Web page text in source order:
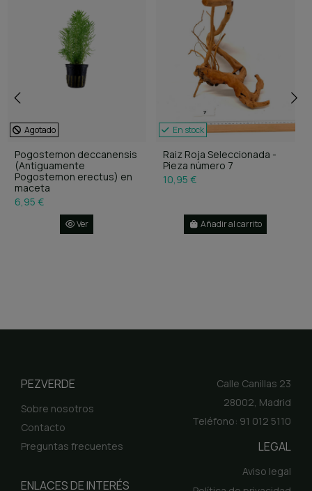
Agotado
Pogostemon deccanensis
(Antiguamente
Pogostemon erectus) en
maceta
6,95 €
Ver
En stock
Raiz Roja Seleccionada -
Pieza número 7
10,95 €
Añadir al carrito
PEZVERDE
Sobre nosotros
Contacto
Preguntas frecuentes
ENLACES DE INTERÉS
Calle Canillas 23
28002, Madrid
Teléfono: 91 012 5110
LEGAL
Aviso legal